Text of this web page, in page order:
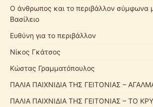
Ο άνθρωπος και το περιβάλλον σύμφωνα
Βασίλειο
Ευθύνη για το περιβάλλον
Νίκος Γκάτσος
Κώστας Γραμματόπουλος
ΠΑΛΙΑ ΠΑΙΧΝΙΔΙΑ ΤΗΣ ΓΕΙΤΟΝΙΑΣ –
ΠΑΛΙΑ ΠΑΙΧΝΙΔΙΑ ΤΗΣ ΓΕΙΤΟΝΙΑΣ – ΤΟ